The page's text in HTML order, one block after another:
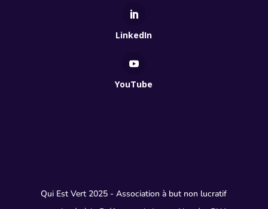
LinkedIn
YouTube
Qui Est Vert 2025 - Association à but non lucratif